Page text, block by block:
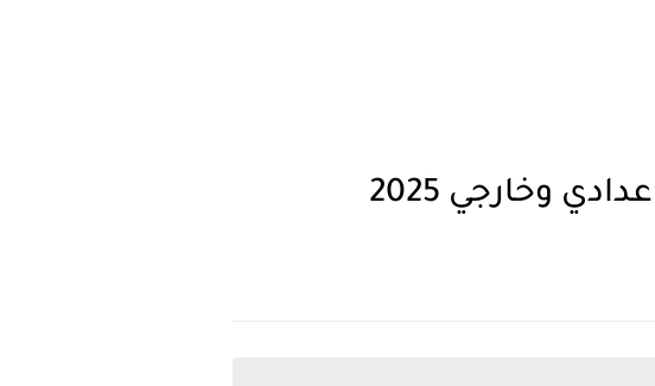
وخارجي 2025